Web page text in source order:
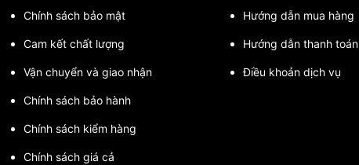
Chính sách bảo mật
Cam kết chất lượng
Vận chuyển và giao nhận
Chính sách bảo hành
Chính sách kiểm hàng
Chính sách giá cả
Hướng dẫn mua hàng
Hướng dẫn thanh toán
Điều khoản dịch vụ